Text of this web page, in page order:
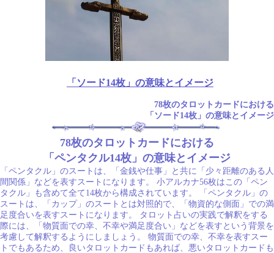
「ソード14枚」の意味とイメージ
78枚のタロットカードにおける
「ソード14枚」の意味とイメージ
78枚のタロットカードにおける
「ペンタクル14枚」の意味とイメージ
「ペンタクル」のスートは、「金銭や仕事」と共に「少々距離のある人
間関係」などを表すスートになります。 小アルカナ56枚はこの「ペン
タクル」も含めて全て14枚から構成されています。 「ペンタクル」の
スートは、「カップ」のスートとは対照的で、「物資的な側面」での満
足度合いを表すスートになります。 タロット占いの実践で解釈をする
際には、「物質面での幸、不幸や満足度合い」などを表すという背景を
考慮して解釈するようにしましょう。 物質面での幸、不幸を表すスー
トでもあるため、良いタロットカードもあれば、悪いタロットカードも